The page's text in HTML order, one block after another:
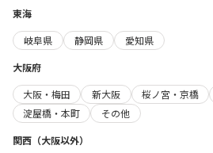
東海
岐阜県
静岡県
愛知県
大阪府
大阪・梅田
新大阪 桜ノ宮・京橋
淀屋橋・本町
その他
関西（大阪以外）